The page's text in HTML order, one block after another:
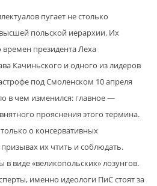
пугает не столько
польской иерархии. Их
времен президента Леха
Качиньского и одного из лидеров
под Смоленском 10 апреля
в чем изменился: главное —
прояснения этого термина.
о консервативных
их чтить и соблюдать.
виде «великопольских» лозунгов.
именно идеологи ПиС стоят за